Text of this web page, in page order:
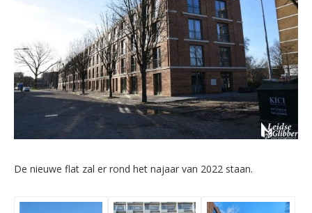
De nieuwe flat zal er rond het najaar van 2022 staan.